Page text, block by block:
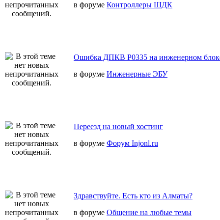
в форуме Контроллеры ШДК
Ошибка ДПКВ Р0335 на инженерном
в форуме Инженерные ЭБУ
Переезд на новый хостинг
в форуме Форум Injonl.ru
Здравствуйте. Есть кто из Алматы?
в форуме Общение на любые темы